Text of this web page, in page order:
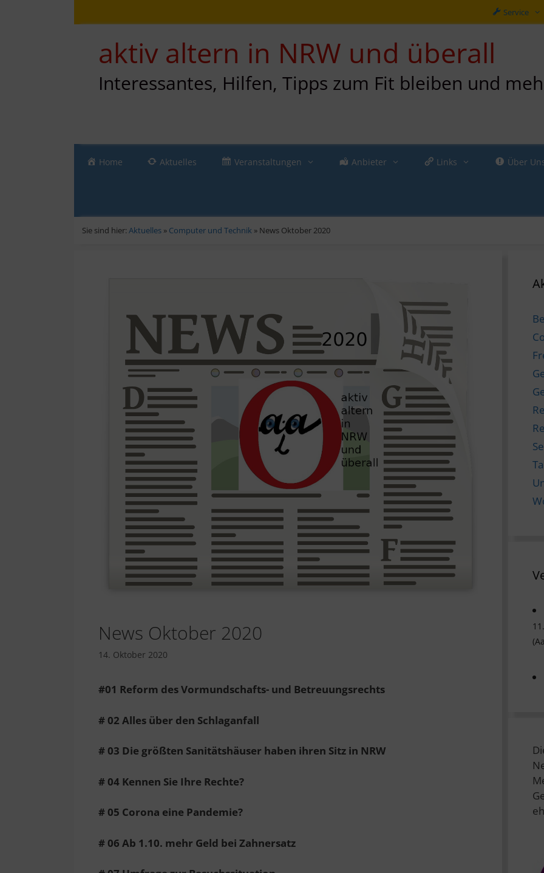
Service
aktiv altern in NRW und überall
Interessantes, Hilfen, Tipps zum Fit bleiben und
Home Aktuelles Veranstaltungen Anbieter Links Über
Sie sind hier: Aktuelles » Computer und Technik » News Oktober 2020
News Oktober 2020
14. Oktober 2020
#01 Reform des Vormundschafts- und Betreuungsrechts
# 02 Alles über den Schlaganfall
# 03 Die größten Sanitätshäuser haben ihren Sitz in NRW
# 04 Kennen Sie Ihre Rechte?
# 05 Corona eine Pandemie?
# 06 Ab 1.10. mehr Geld bei Zahnersatz